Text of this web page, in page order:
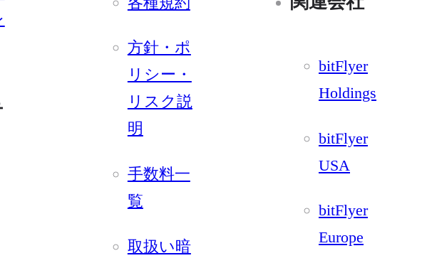
方針・ポ
リシー・
リスク説
明
手数料一
覧
取扱い暗
bitFlyer
Holdings
bitFlyer
USA
bitFlyer
Europe